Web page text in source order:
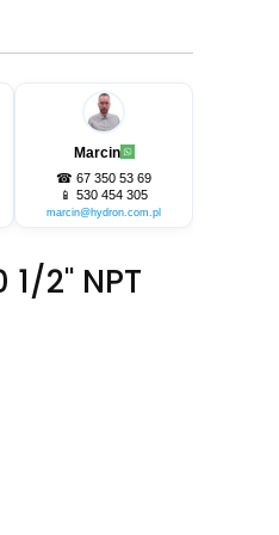
Marcin
☎ 67 350 53 69
📱 530 454 305
marcin@hydron.com.pl
1/2" NPT